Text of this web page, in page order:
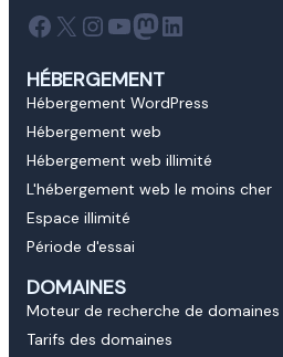
Facebook
X Instagram
YouTube
Mastodonte
LinkedIn
HÉBERGEMENT
Hébergement WordPress
Hébergement web
Hébergement web illimité
L'hébergement web le moins cher
Espace illimité
Période d'essai
DOMAINES
Moteur de recherche de domaines
Tarifs des domaines